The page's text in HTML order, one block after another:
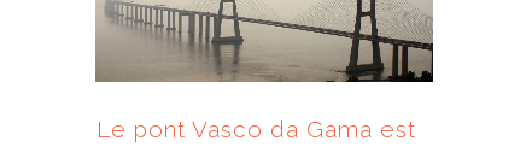
Le pont Vasco da Gama est